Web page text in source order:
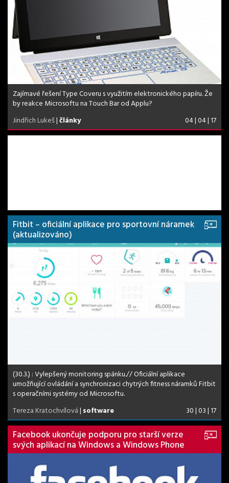
Zajímavé řešení Type Coveru s využitím elektronického papíru. Že
by reakce Microsoftu na Touch Bar od Applu?
Jindřich Lukeš|články 04 | 04 | 17
Fitbit – oficiální aplikace pro sportovní náramek
(aktualizováno)
(30.3.) : Vylepšený monitoring spánku.// Oficiální aplikace
umožňující ovládání a synchronizaci chytrých fitness náramků Fitbit
s operačními systémy od Microsoftu.
Tereza Kratochvílová| software 30 | 03 | 17
Facebook ukončuje podporu pro starší verze
svých aplikací na Windows a Windows Phone